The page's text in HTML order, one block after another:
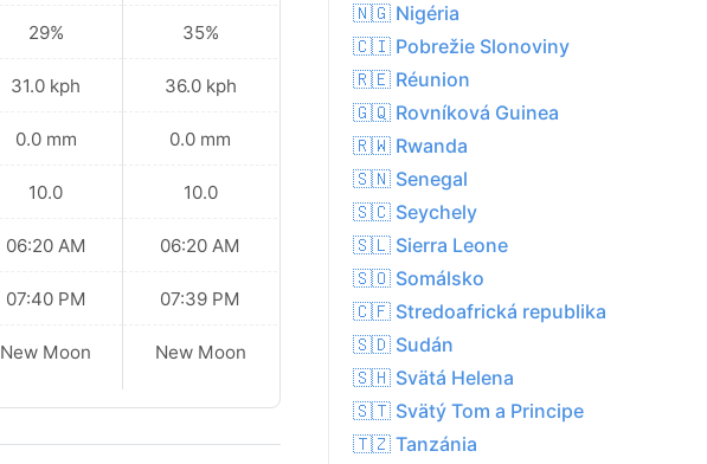
29%
31.0 kph
0.0 mm
10.0
06:20 AM
07:40 PM
New Moon
35%
36.0 kph
0.0 mm
10.0
06:20 AM
07:39 PM
New Moon
🇳🇬 Nigéria
🇨🇮 Pobrežie Slonoviny
🇷🇪 Réunion
🇬🇶 Rovníková Guinea
🇷🇼 Rwanda
🇸🇳 Senegal
🇸🇨 Seychely
🇸🇱 Sierra Leone
🇸🇴 Somálsko
🇨🇫 Stredoafrická republika
🇸🇩 Sudán
🇸🇭 Svätá Helena
🇸🇹 Svätý Tom a Principe
🇹🇿 Tanzánia